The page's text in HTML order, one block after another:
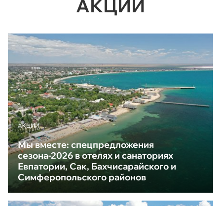
АКЦИИ
АКЦИИ
Мы вместе: спецпредложения
сезона-2026 в отелях и санаториях
Евпатории, Сак, Бахчисарайского и
Симферопольского районов